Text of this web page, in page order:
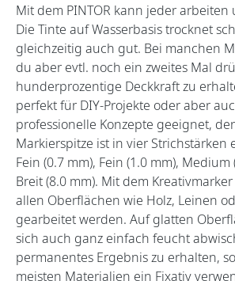
Mit dem PINTOR kann jeder arbeiten
Die Tinte auf Wasserbasis trocknet
gleichzeitig auch gut. Bei manchen
du aber evtl. noch ein zweites Mal
hunderprozentige Deckkraft zu
perfekt für DIY-Projekte oder aber
professionelle Konzepte geeignet,
Markierspitze ist in vier Strichstärken
Fein (0.7 mm), Fein (1.0 mm),
Breit (8.0 mm). Mit dem
allen Oberflächen wie Holz, Leinen
gearbeitet werden. Auf glatten
sich auch ganz einfach feucht
permanentes Ergebnis zu erhalten,
meisten Materialien ein Fixativ